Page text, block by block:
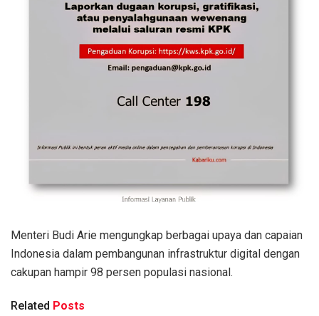
Menteri Budi Arie mengungkap berbagai upaya dan capaian
Indonesia dalam pembangunan infrastruktur digital dengan
cakupan hampir 98 persen populasi nasional.
Related Posts